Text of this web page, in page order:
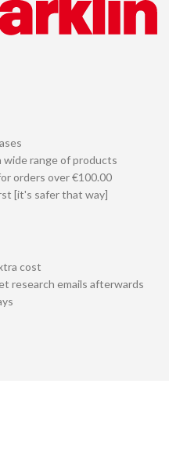
wide range of products
orders over €100.00
[it's safer that way]
cost
research emails afterwards